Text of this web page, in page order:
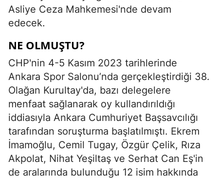
Asliye Ceza Mahkemesi'nde devam
edecek.
NE OLMUŞTU?
CHP'nin 4-5 Kasım 2023 tarihlerinde
Ankara Spor Salonu’nda gerçekleştirdiği 38.
Olağan Kurultay'da, bazı delegelere
menfaat sağlanarak oy kullandırıldığı
iddiasıyla Ankara Cumhuriyet Başsavcılığı
tarafından soruşturma başlatılmıştı. Ekrem
İmamoğlu, Cemil Tugay, Özgür Çelik, Rıza
Akpolat, Nihat Yeşiltaş ve Serhat Can Eş'in
de aralarında bulunduğu 12 isim hakkında